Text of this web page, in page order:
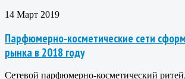
14 Март 2019
Парфюмерно-косметические сети
рынка в 2018 году
Сетевой парфюмерно-косметический